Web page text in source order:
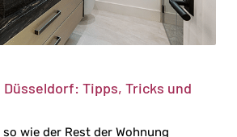
Tipps, Tricks und
wie der Rest der Wohnung